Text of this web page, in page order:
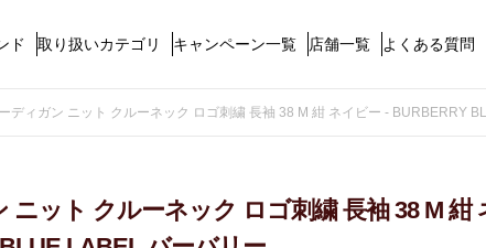
ド 取り扱いカテゴリ キャンペーン一覧 店舗一覧
よくある質問
ディガン ニット クルーネック ロゴ刺繍 長袖 38 M 紺 ネイビー - BURBERRY
ニット クルーネック ロゴ刺繍 長袖 38 M 紺